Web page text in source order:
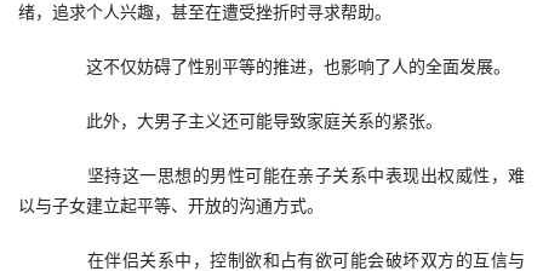
绪，追求个人兴趣，甚至在遭受挫折时寻求帮助。
这不仅妨碍了性别平等的推进，也影响了人的全面发展。
此外，大男子主义还可能导致家庭关系的紧张。
坚持这一思想的男性可能在亲子关系中表现出权威性，难
以与子女建立起平等、开放的沟通方式。
在伴侣关系中，控制欲和占有欲可能会破坏双方的互信与